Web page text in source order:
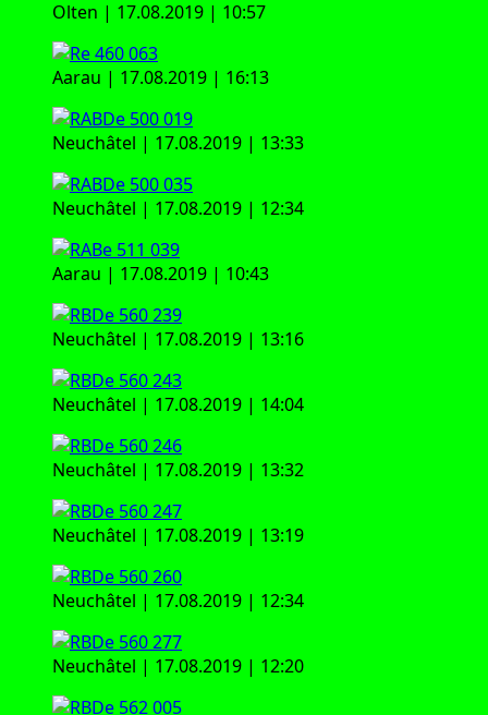
Olten | 17.08.2019 | 10:57
Aar­au | 17.08.2019 | 16:13
Neu­châ­tel | 17.08.2019 | 13:33
Neu­châ­tel | 17.08.2019 | 12:34
Aar­au | 17.08.2019 | 10:43
Neu­châ­tel | 17.08.2019 | 13:16
Neu­châ­tel | 17.08.2019 | 14:04
Neu­châ­tel | 17.08.2019 | 13:32
Neu­châ­tel | 17.08.2019 | 13:19
Neu­châ­tel | 17.08.2019 | 12:34
Neu­châ­tel | 17.08.2019 | 12:20